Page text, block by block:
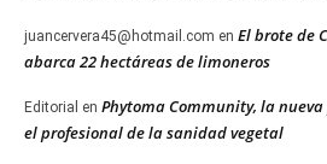
juancervera45@hotmail.com en El brote de
abarca 22 hectáreas de limoneros
Editorial en Phytoma Community, la
el profesional de la sanidad vegetal